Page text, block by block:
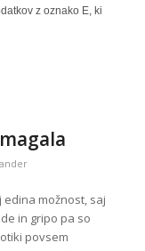
z oznako E, ki
možnost, saj
in gripo pa so
povsem